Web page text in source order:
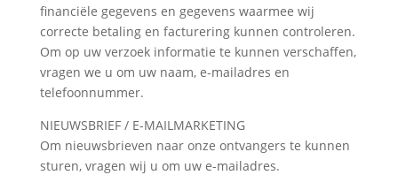
financiële gegevens en gegevens waarmee wij
correcte betaling en facturering kunnen controleren.
Om op uw verzoek informatie te kunnen verschaffen,
vragen we u om uw naam, e-mailadres en
telefoonnummer.
NIEUWSBRIEF / E-MAILMARKETING
Om nieuwsbrieven naar onze ontvangers te kunnen
sturen, vragen wij u om uw e-mailadres.